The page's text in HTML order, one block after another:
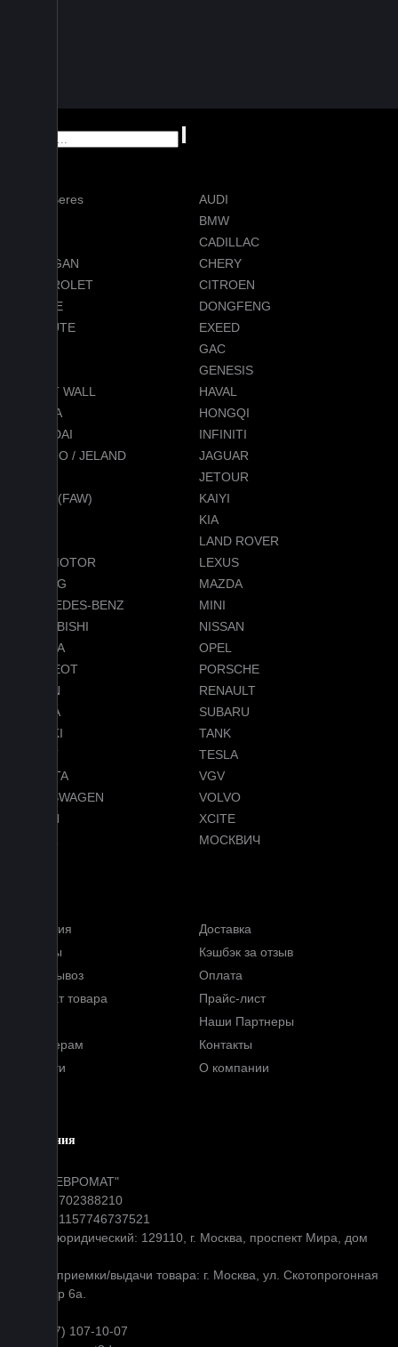
AITO Seres
AUDI
BMW
CADILLAC
CHANGAN
CHERY
CHEVROLET
CITROEN
DODGE
DONGFENG
EVOLUTE
EXEED
GAC
GENESIS
GREAT WALL
HAVAL
HONDA
HONGQI
HYUNDAI
INFINITI
JAECOO / JELAND
JAGUAR
JETOUR
JETTA (FAW)
KAIYI
KIA
LAND ROVER
LEAPMOTOR
LEXUS
LIXIANG
MAZDA
MERCEDES-BENZ
MINI
MITSUBISHI
NISSAN
OMODA
OPEL
PEUGEOT
PORSCHE
RAVON
RENAULT
SKODA
SUBARU
SUZUKI
TANK
TENET
TESLA
TOYOTA
VGV
VOLKSWAGEN
VOLVO
VOYAH
XCITE
МОСКВИЧ
Гарантия
Доставка
Отзывы
Кэшбэк за отзыв
Самовывоз
Оплата
Возврат товара
Прайс-лист
Наши Партнеры
Партнерам
Контакты
Новости
О компании
Компания
ООО "ЕВРОМАТ"
ИНН: 7702388210
ОГРН: 1157746737521
Адрес юридический: 129110, г. Москва, проспект Мира, дом
Адрес приемки/выдачи товара: г. Москва, ул. Скотопрогонная
д 35 стр 6а.
+7 (977) 107-10-07